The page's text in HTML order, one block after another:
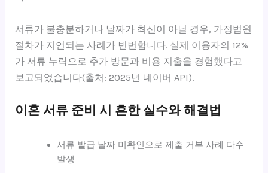
서류가 불충분하거나 날짜가 최신이 아닐 경우, 가정법원
절차가 지연되는 사례가 빈번합니다. 실제 이용자의 12%
가 서류 누락으로 추가 방문과 비용 지출을 경험했다고
보고되었습니다(출처: 2025년 네이버 API).
이혼 서류 준비 시 흔한 실수와 해결법
서류 발급 날짜 미확인으로 제출 거부 사례 다수
발생